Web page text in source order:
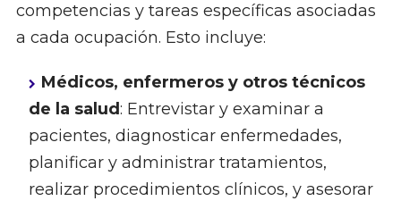
competencias y tareas específicas asociadas
a cada ocupación. Esto incluye:
Médicos, enfermeros y otros técnicos
de la salud: Entrevistar y examinar a
pacientes, diagnosticar enfermedades,
planificar y administrar tratamientos,
realizar procedimientos clínicos, y asesorar